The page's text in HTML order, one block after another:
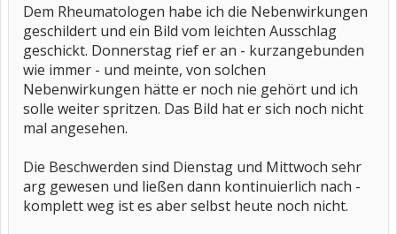
Dem Rheumatologen habe ich die Nebenwirkungen
geschildert und ein Bild vom leichten Ausschlag
geschickt. Donnerstag rief er an - kurzangebunden
wie immer - und meinte, von solchen
Nebenwirkungen hätte er noch nie gehört und ich
solle weiter spritzen. Das Bild hat er sich noch nicht
mal angesehen.
Die Beschwerden sind Dienstag und Mittwoch sehr
arg gewesen und ließen dann kontinuierlich nach -
komplett weg ist es aber selbst heute noch nicht.